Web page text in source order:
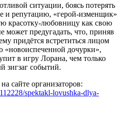
ситуации, боясь потерять
и репутацию, «герой-изменщик»
красотку-любовницу как свою
может предугадать, что, приняв
придётся встретиться лицом
«новоиспеченной дочурки»,
в игру Лорана, чем только
зигзаг событий.
сайте организаторов:
spektakl-lovushka-dlya-